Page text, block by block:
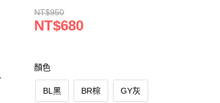
NT$950
NT$680
顏色
BL黑 BR棕 GY灰